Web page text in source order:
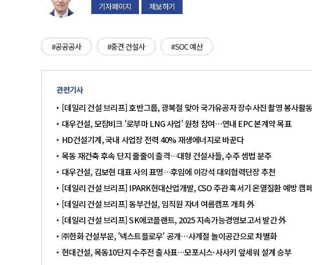
기자페이지 제보하기
#공공공사 #중견 건설사 #SOC 예산
관련기사
[데일리 건설 브리프] 호반그룹, 광복절 맞아 국가유공자 장수사진 촬영 봉사활
대우건설, 모잠비크 '로부마 LNG 사업' 원청 참여…연내 EPC 본계약 목표
HD건설기계, 국내 사업장 전력 40% 재생에너지로 바꾼다
목동 재건축 후속 단지 줄줄이 출격…대형 건설사들, 수주 셈법 분주
대우건설, 김보현 대표 사의 표명…후임에 이강석 대외협력단장 추천
[데일리 건설 브리프] IPARK현대산업개발, CSO 주관 혹서기 온열질환 예방 캠
[데일리 건설 브리프] 동부건설, 임직원 자녀 여름캠프 개최 外
[데일리 건설 브리프] SK에코플랜트, 2025 지속가능경영보고서 발간 外
㈜한화 건설부문, '넥스트플로우' 공개…사계절 놀이공간으로 차별화
현대건설, 목동10단지 수주전 출사표…모포시스·사사키 앞세워 설계 승부